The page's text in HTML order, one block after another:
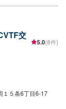
交
5.0(8件)
１５条6丁目6-17